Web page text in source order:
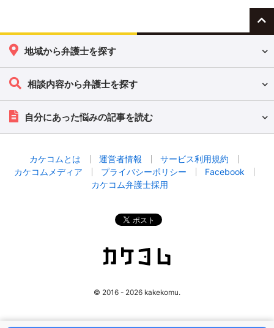
地域から弁護士を探す
相談内容から弁護士を探す
自分にあった悩みの記事を読む
カケコムとは 運営者情報
サービス利用規約
カケコムメディア
プライバシーポリシー
Facebook
カケコム弁護士採用
© 2016 - 2026 kakekomu.